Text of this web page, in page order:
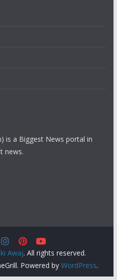
is a Biggest News portal in
news.
Awaj. All rights reserved.
Powered by WordPress.